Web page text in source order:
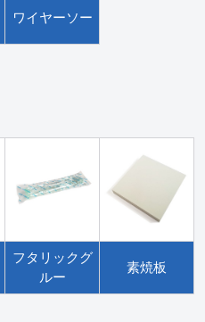
ワイヤーソー
フタリックグ
ルー
素焼板